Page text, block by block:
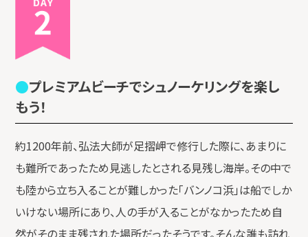
プレミアムビーチでシュノーケリングを楽し
もう！
約1200年前、弘法大師が足摺岬で修行した際に、あまりに
も難所であったため見逃したとされる見残し海岸。その中で
も陸から立ち入ることが難しかった「バンノコ浜」は船でしか
いけない場所にあり、人の手が入ることがなかったため自
然がそのまま残された場所だったそうです。そんな誰も訪れ